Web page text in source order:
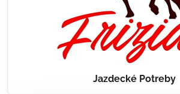
Jazdecké Potreby